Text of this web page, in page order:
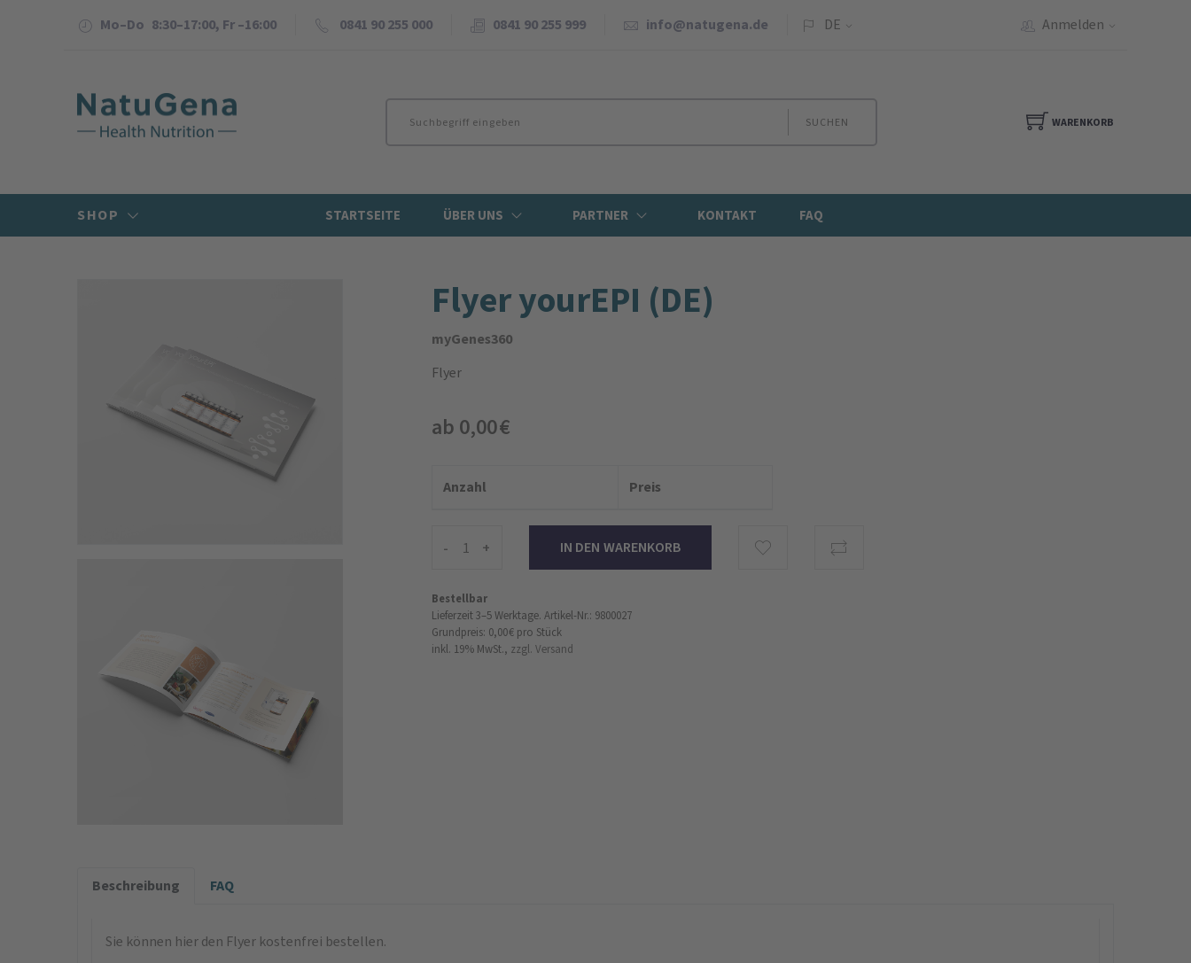
Mo–Do 8:30–17:00, Fr –16:00 0841 90 255 000 0841 90 255 999 info@natugena.de DE Anmelden
SUCHEN WARENKORB
SHOP STARTSEITE ÜBER UNS PARTNER KONTAKT FAQ
Flyer yourEPI (DE)
myGenes360
Flyer
ab 0,00 €
Anzahl Preis
- +
Bestellbar
Lieferzeit 3–5 Werktage. Artikel-Nr.: 9800027
Grundpreis: 0,00 € pro Stück
inkl. 19% MwSt., zzgl. Versand
Beschreibung FAQ
Sie können hier den Flyer kostenfrei bestellen.